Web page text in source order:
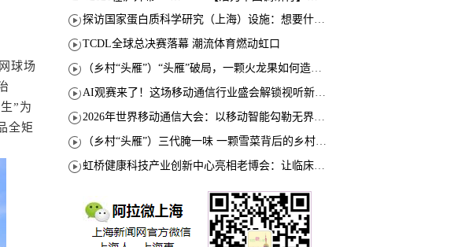
球场
”为
全矩
探访国家蛋白质科学研究（上海）设施：想要什么蛋白 AI直接设计合成
TCDL全球总决赛落幕 潮流体育燃动虹口
（乡村“头雁”）“头雁”破局，一颗火龙果如何造就沪上乡村特色产业化路径
AI观赛来了！这场移动通信行业盛会解锁视听新玩法
2026年世界移动通信大会：以移动智能勾勒无界普惠新愿景
（乡村“头雁”）三代腌一味 一颗雪菜背后的乡村致富经
虹桥健康科技产业创新中心亮相老博会：让临床“需求”定义银发经济新生态